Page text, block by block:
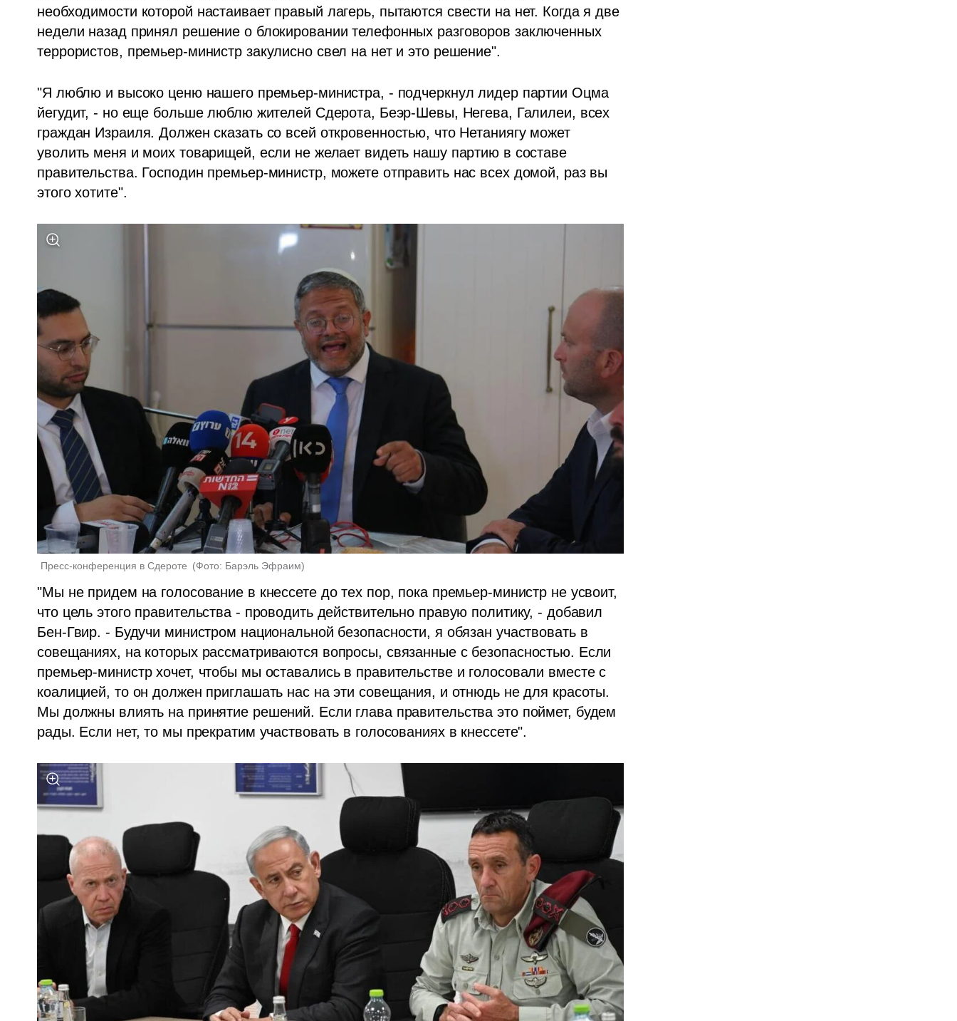
необходимости которой настаивает правый лагерь, пытаются свести на нет. Когда я две
недели назад принял решение о блокировании телефонных разговоров заключенных
террористов, премьер-министр закулисно свел на нет и это решение".
"Я люблю и высоко ценю нашего премьер-министра, - подчеркнул лидер партии Оцма
йегудит, - но еще больше люблю жителей Сдерота, Беэр-Шевы, Негева, Галилеи, всех
граждан Израиля. Должен сказать со всей откровенностью, что Нетаниягу может
уволить меня и моих товарищей, если не желает видеть нашу партию в составе
правительства. Господин премьер-министр, можете отправить нас всех домой, раз вы
этого хотите".
Пресс-конференция в Сдероте (Фото: Барэль Эфраим)
"Мы не придем на голосование в кнессете до тех пор, пока премьер-министр не усвоит,
что цель этого правительства - проводить действительно правую политику, - добавил
Бен-Гвир. - Будучи министром национальной безопасности, я обязан участвовать в
совещаниях, на которых рассматриваются вопросы, связанные с безопасностью. Если
премьер-министр хочет, чтобы мы оставались в правительстве и голосовали вместе с
коалицией, то он должен приглашать нас на эти совещания, и отнюдь не для красоты.
Мы должны влиять на принятие решений. Если глава правительства это поймет, будем
рады. Если нет, то мы прекратим участвовать в голосованиях в кнессете".